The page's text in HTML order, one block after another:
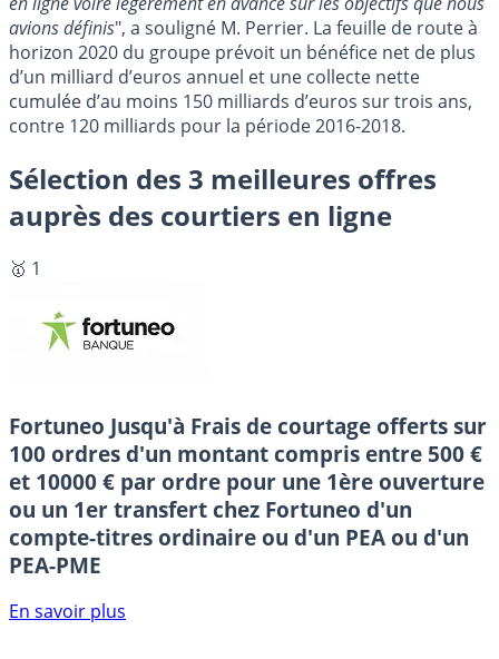
avions définis", a souligné M. Perrier. La feuille de route à
horizon 2020 du groupe prévoit un bénéfice net de plus
d’un milliard d’euros annuel et une collecte nette
cumulée d’au moins 150 milliards d’euros sur trois ans,
contre 120 milliards pour la période 2016-2018.
Sélection des 3 meilleures offres
auprès des courtiers en ligne
🥇 1
Fortuneo Jusqu'à Frais de courtage offerts sur
100 ordres d'un montant compris entre 500 €
et 10000 € par ordre pour une 1ère ouverture
ou un 1er transfert chez Fortuneo d'un
compte-titres ordinaire ou d'un PEA ou d'un
PEA-PME
En savoir plus